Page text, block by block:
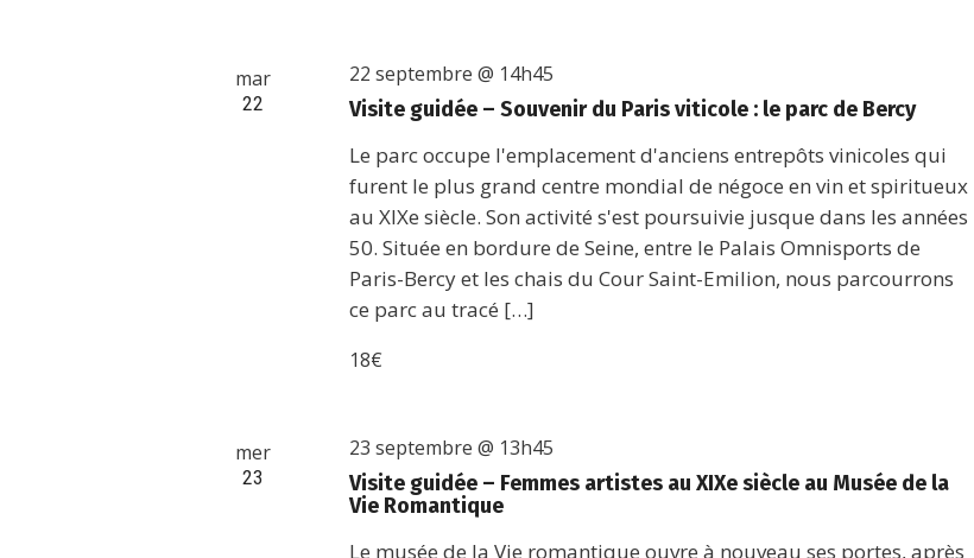
mar
22 Visite guidée – Souvenir du Paris viticole : le parc de Bercy
22 septembre @ 14h45
Le parc occupe l'emplacement d'anciens entrepôts vinicoles qui
furent le plus grand centre mondial de négoce en vin et spiritueux
au XIXe siècle. Son activité s'est poursuivie jusque dans les années
50. Située en bordure de Seine, entre le Palais Omnisports de
Paris-Bercy et les chais du Cour Saint-Emilion, nous parcourrons
ce parc au tracé […]
18€
mer
23
Visite guidée – Femmes artistes au XIXe siècle au Musée de la
Vie Romantique
23 septembre @ 13h45
Le musée de la Vie romantique ouvre à nouveau ses portes, après